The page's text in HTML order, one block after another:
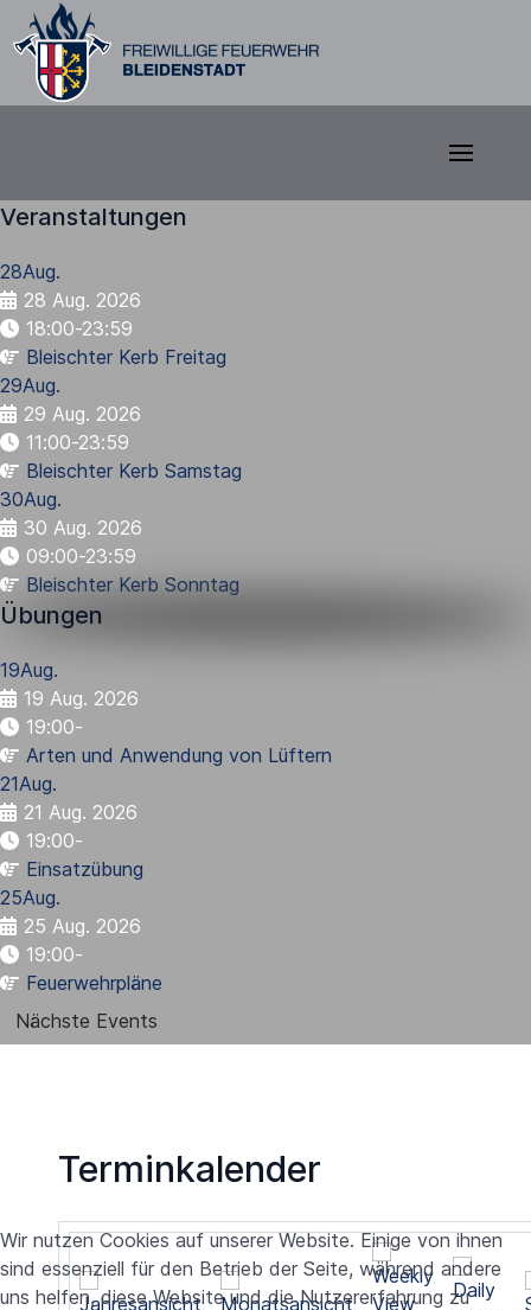
Veranstaltungen
28Aug.
28 Aug. 2026
18:00-23:59
Bleischter Kerb Freitag
29Aug.
29 Aug. 2026
11:00-23:59
Bleischter Kerb Samstag
30Aug.
30 Aug. 2026
09:00-23:59
Bleischter Kerb Sonntag
Übungen
19Aug.
19 Aug. 2026
19:00-
Arten und Anwendung von Lüftern
21Aug.
21 Aug. 2026
19:00-
Einsatzübung
25Aug.
25 Aug. 2026
19:00-
Feuerwehrpläne
Nächste Events
Terminkalender
Wir nutzen Cookies auf unserer Website. Einige von ihnen
sind essenziell für den Betrieb der Seite, während andere
uns helfen, diese Website und die Nutzererfahrung zu